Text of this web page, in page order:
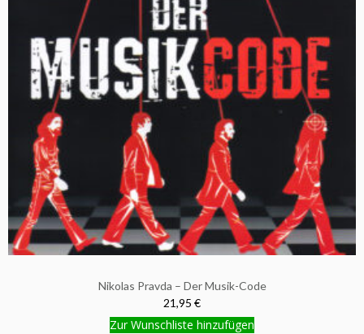
Nikolas Pravda – Der Musik-Code
21,95 €
Zur Wunschliste hinzufügen